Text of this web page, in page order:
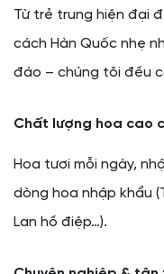
Từ trẻ trung hiện đại
cách Hàn Quốc nhẹ
đáo – chúng tôi đều
Chất lượng hoa cao
Hoa tươi mỗi ngày,
dòng hoa nhập khẩu
Lan hồ điệp…).